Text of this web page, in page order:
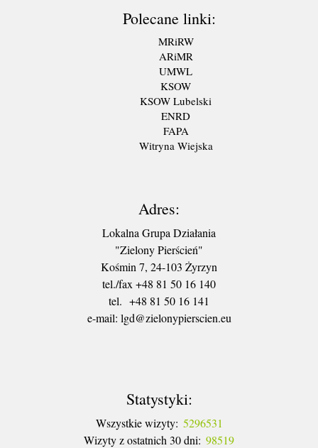
Polecane linki:
MRiRW
ARiMR
UMWL
KSOW
KSOW Lubelski
ENRD
FAPA
Witryna Wiejska
Adres:
Lokalna Grupa Działania
"Zielony Pierścień"
Kośmin 7, 24-103 Żyrzyn
tel./fax +48 81 50 16 140
tel. +48 81 50 16 141
​e-mail: lgd@zielonypierscien.eu
Statystyki:
Wszystkie wizyty: 5296531
Wizyty z ostatnich 30 dni: 98519